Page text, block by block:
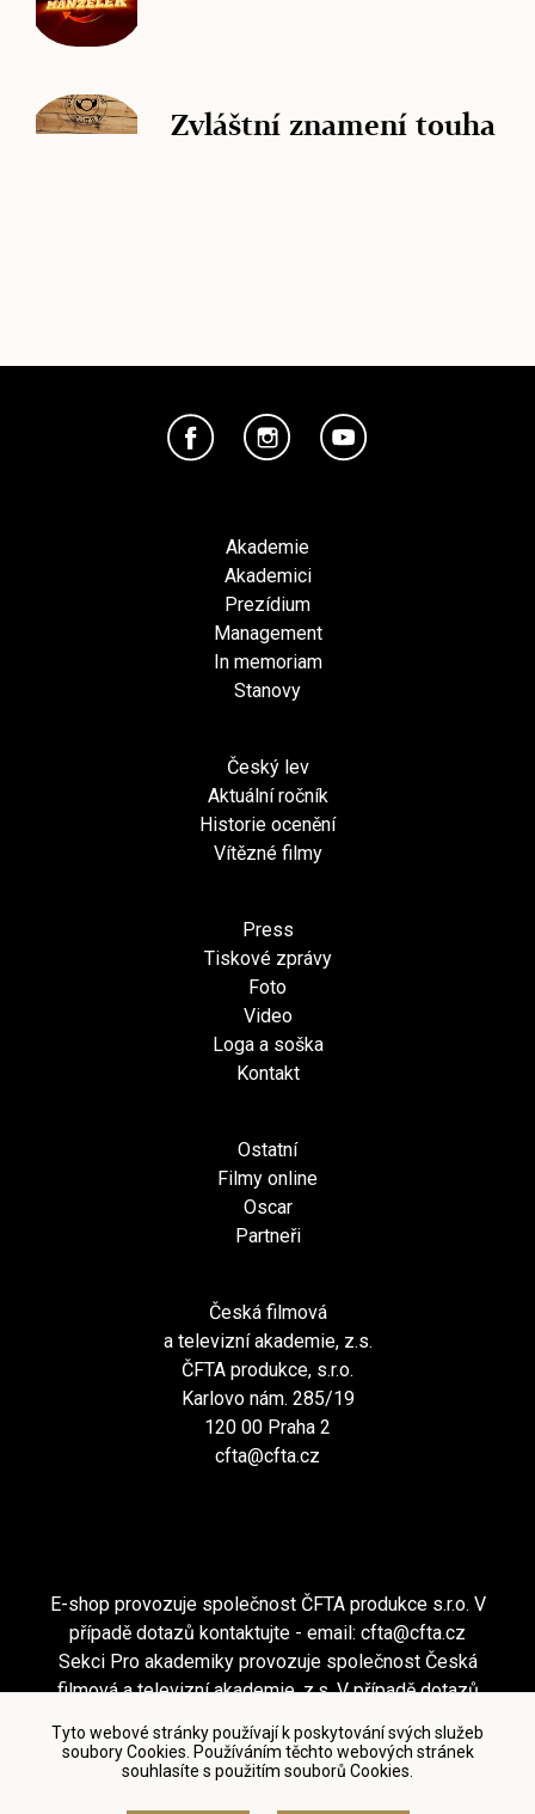
Zvláštní znamení touha
Tyto webové stránky používají k poskytování svých služeb
soubory Cookies. Používáním těchto webových stránek
souhlasíte s použitím souborů Cookies.
Akademie
Akademici
Prezídium
Management
In memoriam
Stanovy
Český lev
Aktuální ročník
Historie ocenění
Vítězné filmy
Press
Tiskové zprávy
Foto
Video
Loga a soška
Kontakt
Ostatní
Filmy online
Oscar
Partneři
Česká filmová
a televizní akademie, z.s.
ČFTA produkce, s.r.o.
Karlovo nám. 285/19
120 00 Praha 2
cfta@cfta.cz
E-shop provozuje společnost ČFTA produkce s.r.o. V
případě dotazů kontaktujte - email: cfta@cfta.cz
Sekci Pro akademiky provozuje společnost Česká
filmová a televizní akademie, z.s. V případě dotazů
Podmínky užití a zásady ochrany osobních údajů
Nastavení cookies